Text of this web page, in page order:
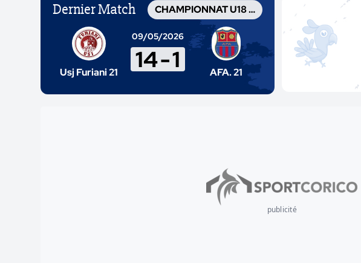
Dernier Match CHAMPIONNAT U18 FUTSAL
Usj Furiani 21
09/05/2026
14-1 AFA. 21
publicité